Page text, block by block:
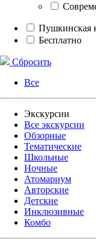
Пушкинская
Бесплатно
Сбросить
Все
Экскурсии
Все экскурсии
Обзорные
Тематические
Школьные
Ночные
Атомариум
Авторские
Детские
Инклюзивные
Комбо